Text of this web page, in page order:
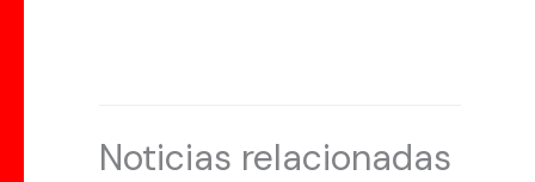
Noticias relacionadas